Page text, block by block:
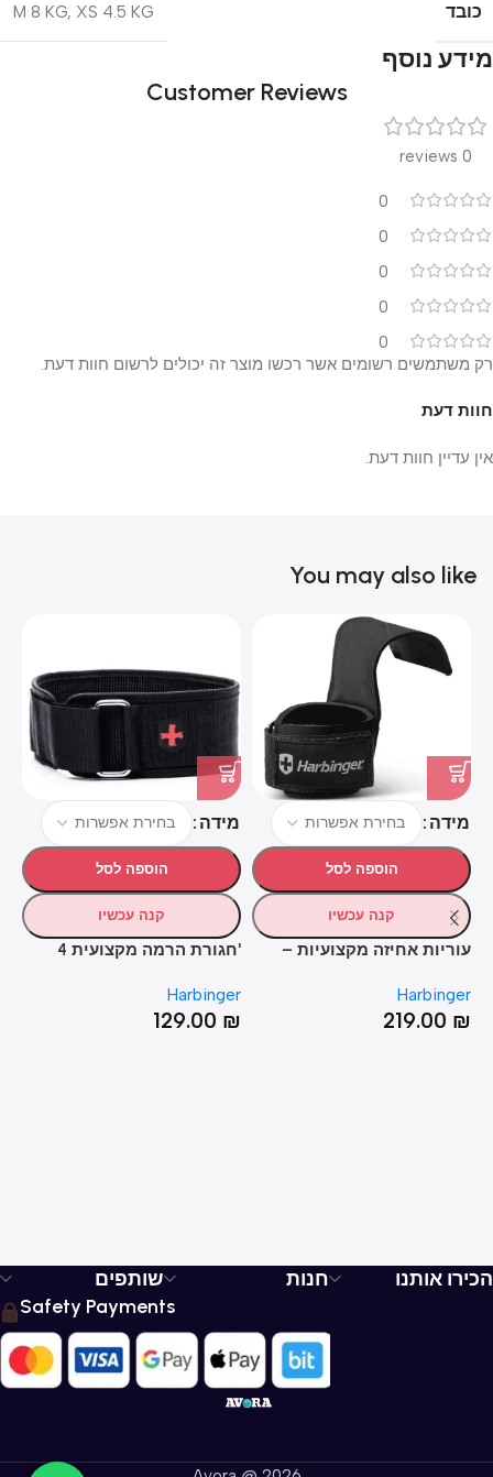
כובד M 8 KG, XS 4.5 KG
מידע נוסף
Customer Reviews
0 reviews
0
0
0
0
0
חוות דעת
אין עדיין חוות דעת.
רק משתמשים רשומים אשר רכשו מוצר זה יכולים לרשום חוות דעת.
You may also like
מידה
הוספה לסל
קנה עכשיו
עוריות אחיזה מקצועיות –
Harbinger
219.00 ₪
מידה
הוספה לסל
קנה עכשיו
'חגורת הרמה מקצועית 4
NYLON BELT
Harbinger
129.00 ₪
הכירו אותנו חנות
שותפים
Safety Payments